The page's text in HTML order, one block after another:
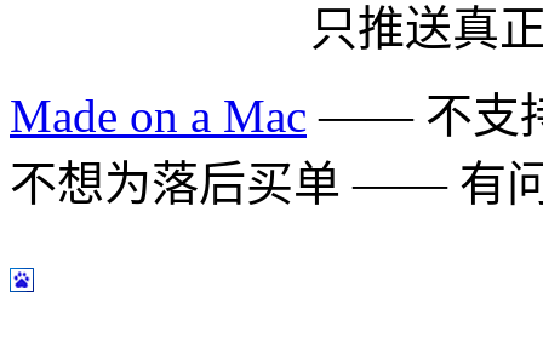
只推送真
Made on a Mac —— 不支
不想为落后买单 —— 有